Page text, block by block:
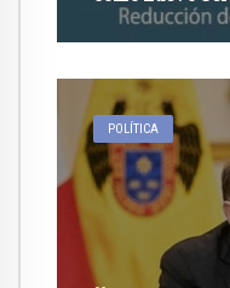
POLÍTICA